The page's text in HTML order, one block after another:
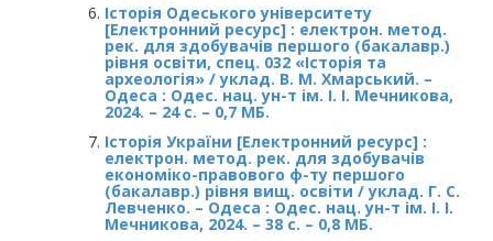
Історія Одеського університету
[Електронний ресурс] : електрон. метод.
рек. для здобувачів першого (бакалавр.)
рівня освіти, спец. 032 «Історія та
археологія» / уклад. В. М. Хмарський. –
Одеса : Одес. нац. ун-т ім. І. І. Мечникова,
2024. – 24 с. – 0,7 МБ.
Історія України [Електронний ресурс] :
електрон. метод. рек. для здобувачів
економіко-правового ф-ту першого
(бакалавр.) рівня вищ. освіти / уклад. Г. С.
Левченко. – Одеса : Одес. нац. ун-т ім. І. І.
Мечникова, 2024. – 38 с. – 0,8 МБ.